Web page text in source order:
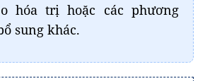
hóa trị hoặc các phương
sung khác.